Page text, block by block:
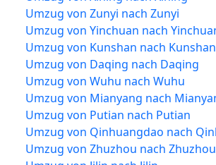
Umzug von Zunyi nach Zunyi
Umzug von Yinchuan nach
Umzug von Kunshan nach Kunshan
Umzug von Daqing nach Daqing
Umzug von Wuhu nach Wuhu
Umzug von Mianyang nach
Umzug von Putian nach Putian
Umzug von Qinhuangdao nach
Umzug von Zhuzhou nach Zhuzhou